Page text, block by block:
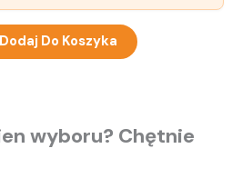
Dodaj Do Koszyka
wyboru? Chętnie